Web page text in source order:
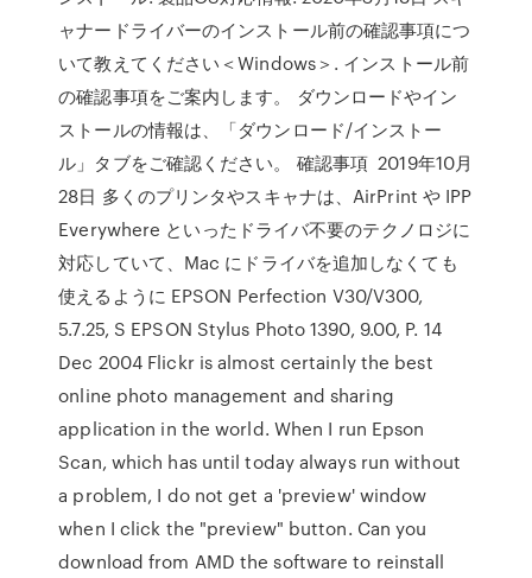
ャナードライバーのインストール前の確認事項につ
いて教えてください＜Windows＞. インストール前
の確認事項をご案内します。 ダウンロードやイン
ストールの情報は、「ダウンロード/インストー
ル」タブをご確認ください。 確認事項 2019年10月
28日 多くのプリンタやスキャナは、AirPrint や IPP
Everywhere といったドライバ不要のテクノロジに
対応していて、Mac にドライバを追加しなくても
使えるように EPSON Perfection V30/V300,
5.7.25, S EPSON Stylus Photo 1390, 9.00, P. 14
Dec 2004 Flickr is almost certainly the best
online photo management and sharing
application in the world. When I run Epson
Scan, which has until today always run without
a problem, I do not get a 'preview' window
when I click the "preview" button. Can you
download from AMD the software to reinstall